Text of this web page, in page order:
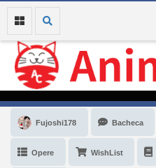
Fujoshi178 Bacheca
Opere WishList